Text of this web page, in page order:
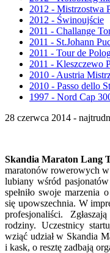
2012 - Mistrzostwa
2012 - Świnoujście
2011 - Challange
2011 - St.Johann
2011 - Tour de
2011 - Kleszczewo
2010 - Austria
2010 - Passo dello
1997 - Nord Cap
28 czerwca 2014 -
Skandia Maraton Lang
maratonów rowerowych w
lubiany wśród
spełniło swoje marzenia
się upowszechnia. W
profesjonaliści.
rodziny. Uczestnicy
wziąć udział w Skandia
i kask, o resztę zadbają